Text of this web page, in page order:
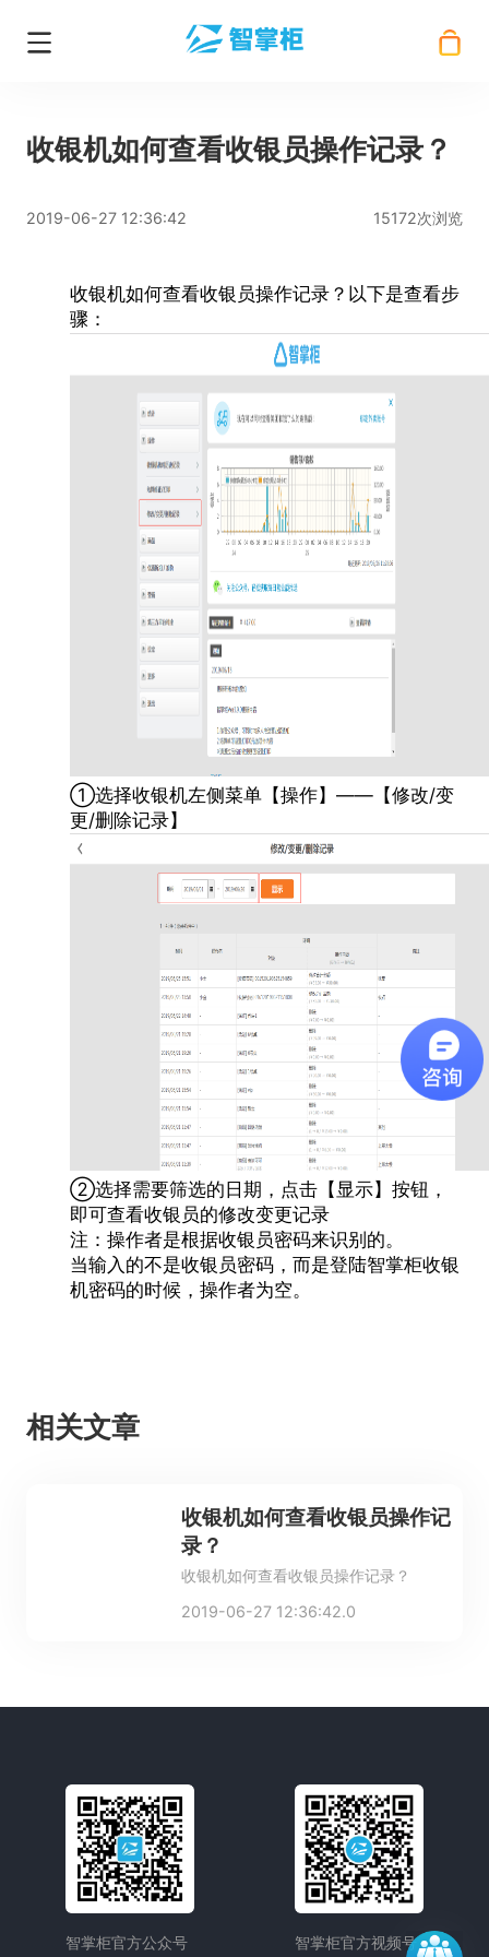
收银机如何查看收银员操作记录？
2019-06-27 12:36:42 15172次浏览
收银机如何查看收银员操作记录？以下是查看步
骤：
①选择收银机左侧菜单【操作】——【修改/变
更/删除记录】
②选择需要筛选的日期，点击【显示】按钮，
即可查看收银员的修改变更记录
注：操作者是根据收银员密码来识别的。
当输入的不是收银员密码，而是登陆智掌柜收银
机密码的时候，操作者为空。
相关文章
收银机如何查看收银员操作记
录？
收银机如何查看收银员操作记录？
2019-06-27 12:36:42.0
智掌柜官方公众号 智掌柜官方视频号